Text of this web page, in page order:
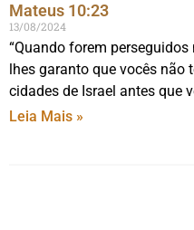
Mateus 10:23
13/08/2024
“Quando forem
lhes garanto que vocês não
cidades de Israel antes que
Leia Mais »